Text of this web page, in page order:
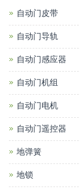
自动门皮带
自动门导轨
自动门感应器
自动门机组
自动门电机
自动门遥控器
地弹簧
地锁